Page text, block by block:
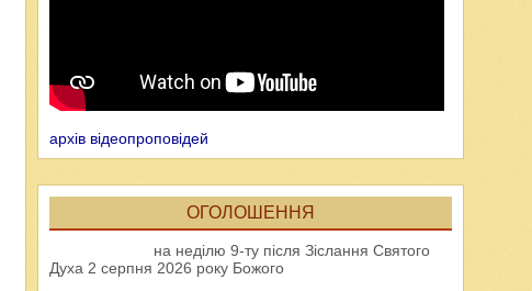
архів відеопроповідей
ОГОЛОШЕННЯ
на неділю 9-ту після Зіслання Святого
Духа 2 серпня 2026 року Божого